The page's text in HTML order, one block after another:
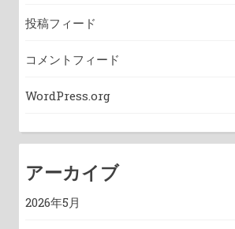
投稿フィード
コメントフィード
WordPress.org
アーカイブ
2026年5月